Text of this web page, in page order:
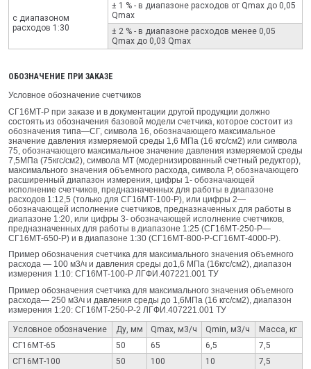
с диапазоном
расходов 1:30
± 1 % - в диапазоне раcходов от Qmax до 0,05
Qmax
± 2 % - в диапазоне раcходов менее 0,05
Qmax до 0,03 Qmax
ОБОЗНАЧЕНИЕ ПРИ ЗАКАЗЕ
Условное обозначение счетчиков
СГ16МТ‑Р при заказе и в документации другой продукции должно
состоять из обозначения базовой модели счетчика, которое состоит из
обозначения типа—СГ, символа 16, обозначающего максимальное
значение давления измеряемой среды 1,6 МПа (16 кгс/см2) или символа
75, обозначающего максимальное значение давления измеряемой среды
7,5МПа (75кгс/см2), символа МТ (модернизированный счетный редуктор),
максимального значения объемного расхода, символа Р, обозначающего
расширенный диапазон измерения, цифры 1- обозначающей
исполнение счетчиков, предназначенных для работы в диапазоне
расходов 1:12,5 (только для СГ16МТ-100-Р), или цифры 2—
обозначающей исполнение счетчиков, предназначенных для работы в
диапазоне 1:20, или цифры 3- обозначающей исполнение счетчиков,
предназначенных для работы в диапазоне 1:25 (СГ16МТ‑250‑Р—
СГ16МТ-650-Р) и в диапазоне 1:30 (СГ16МТ-800-Р‑СГ16МТ-4000-Р).
Пример обозначения счетчика для максимального значения объемного
расхода — 100 м3/ч и давления среды до1,6 МПа (16кгс/см2), диапазон
измерения 1:10: СГ16МТ-100-Р ЛГФИ.407221.001 ТУ
Пример обозначения счетчика для максимального значения объемного
расхода— 250 м3/ч и давления среды до 1,6МПа (16 кгс/см2), диапазон
измерения 1:20: СГ16МТ-250-Р-2 ЛГФИ.407221.001 ТУ
Условное обозначение Ду, мм Qmax, м3/ч Qmin, м3/ч
Масса, кг
СГ16МТ-65
50 65 6,5
7,5
СГ16МТ-100
50 100 10
7,5